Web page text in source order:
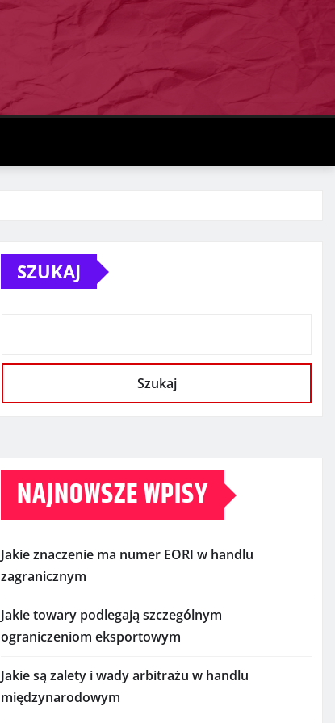
SZUKAJ
Szukaj
NAJNOWSZE WPISY
Jakie znaczenie ma numer EORI w handlu
zagranicznym
Jakie towary podlegają szczególnym
ograniczeniom eksportowym
Jakie są zalety i wady arbitrażu w handlu
międzynarodowym